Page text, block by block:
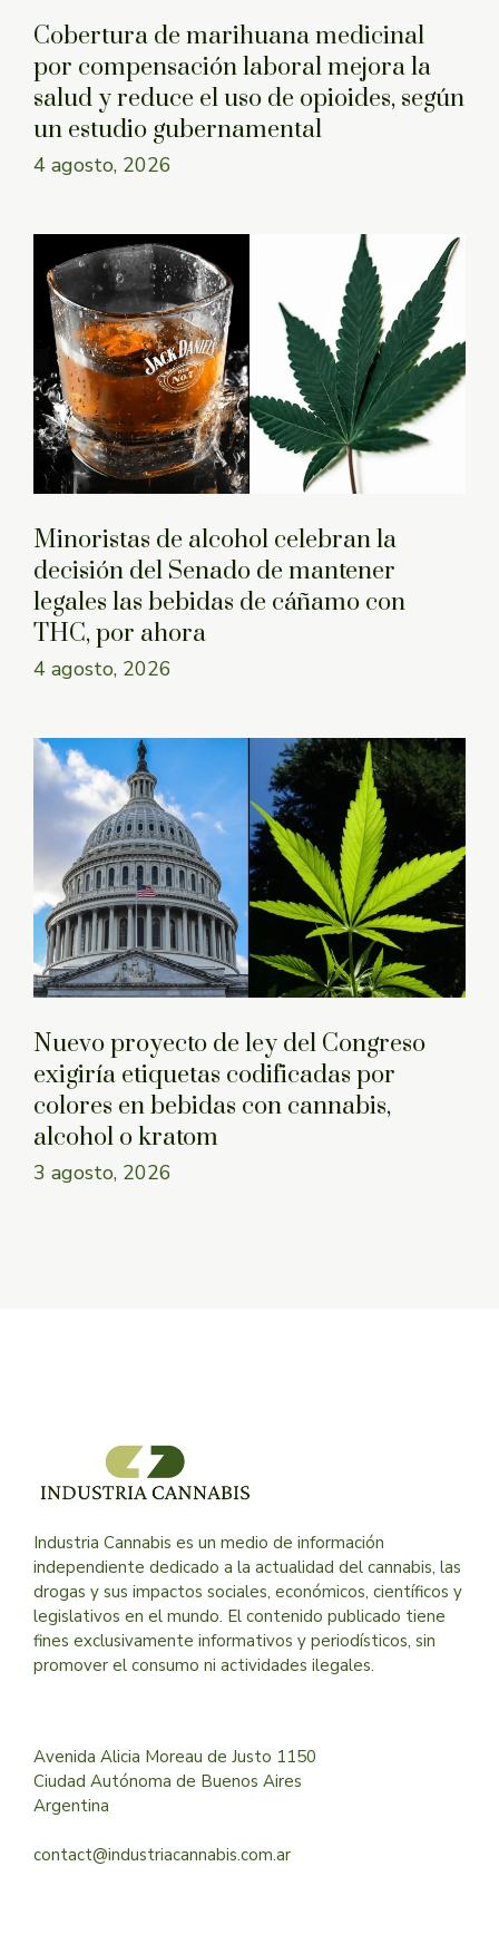
Cobertura de marihuana medicinal
por compensación laboral mejora la
salud y reduce el uso de opioides, según
un estudio gubernamental
4 agosto, 2026
Minoristas de alcohol celebran la
decisión del Senado de mantener
legales las bebidas de cáñamo con
THC, por ahora
4 agosto, 2026
Nuevo proyecto de ley del Congreso
exigiría etiquetas codificadas por
colores en bebidas con cannabis,
alcohol o kratom
3 agosto, 2026
Industria Cannabis es un medio de información
independiente dedicado a la actualidad del cannabis, las
drogas y sus impactos sociales, económicos, científicos y
legislativos en el mundo. El contenido publicado tiene
fines exclusivamente informativos y periodísticos, sin
promover el consumo ni actividades ilegales.
Avenida Alicia Moreau de Justo 1150
Ciudad Autónoma de Buenos Aires
Argentina
contact@industriacannabis.com.ar